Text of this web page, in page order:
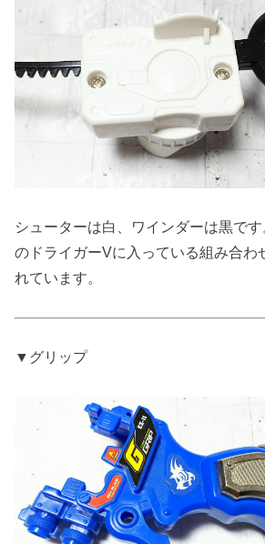
シューターは白、ワインダーは黒で
のドライガーVに入っている組み合わ
れています。
▼グリップ